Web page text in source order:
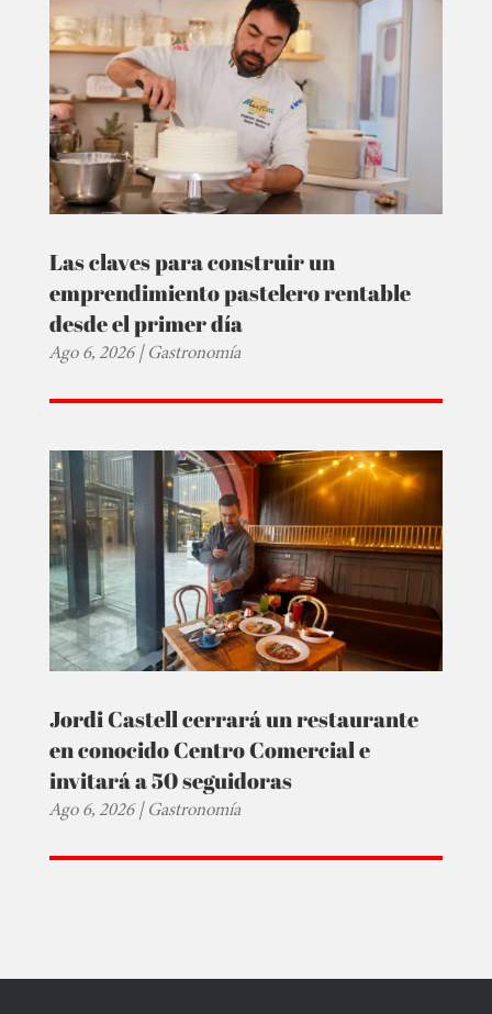
Las claves para construir un
emprendimiento pastelero rentable
desde el primer día
Ago 6, 2026|Gastronomía
Jordi Castell cerrará un restaurante
en conocido Centro Comercial e
invitará a 50 seguidoras
Ago 6, 2026|Gastronomía